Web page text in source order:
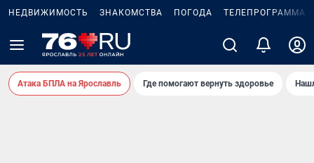
НЕДВИЖИМОСТЬ ЗНАКОМСТВА ПОГОДА ТЕЛЕПРОГРАММА
Атака БПЛА на Ярославль Где помогают вернуть здоровье